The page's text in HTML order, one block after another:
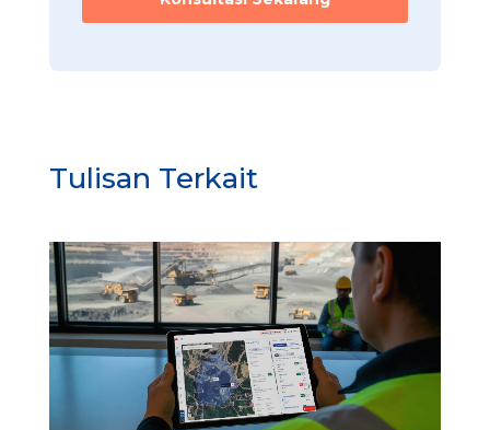
t
Tulisan Terkait